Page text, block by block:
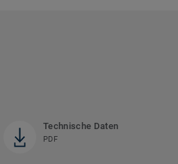
Technische Daten
PDF